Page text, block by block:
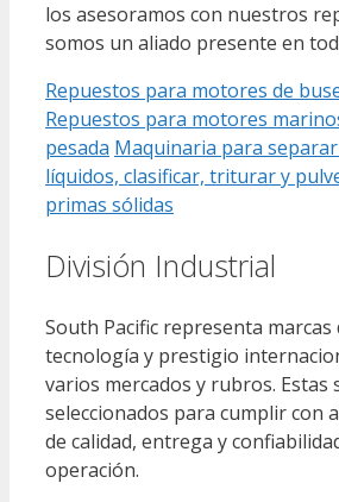
los asesoramos con nuestros
somos un aliado presente en
Repuestos para motores de
Repuestos para motores
pesada Maquinaria para
líquidos, clasificar, triturar y
primas sólidas
División Industrial
South Pacific representa
tecnología y prestigio
varios mercados y rubros. Estas
seleccionados para cumplir con
de calidad, entrega y
operación.